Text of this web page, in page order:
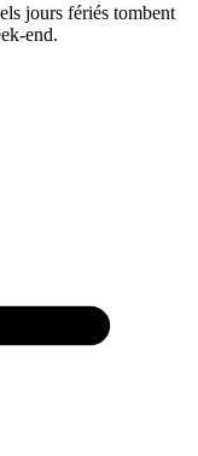
jours fériés tombent
end.